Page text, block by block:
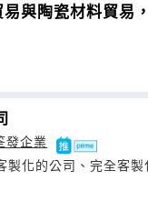
與陶瓷材料貿易
發企業
製化的公司、完全客